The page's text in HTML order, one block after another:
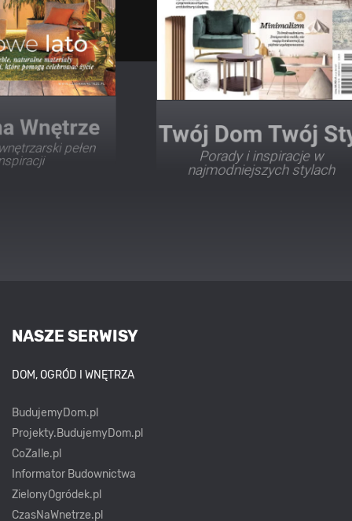
Twój Dom Twój Styl
Porady i inspiracje w
najmodniejszych stylach
NASZE SERWISY
DOM, OGRÓD I WNĘTRZA
BudujemyDom.pl
Projekty.BudujemyDom.pl
CoZaIle.pl
Informator Budownictwa
ZielonyOgródek.pl
CzasNaWnetrze.pl